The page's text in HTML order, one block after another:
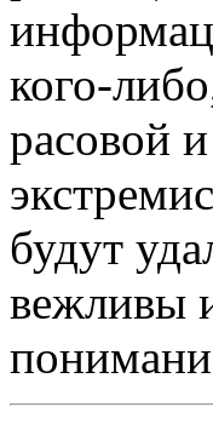
кого-
расовой
будут
вежливы